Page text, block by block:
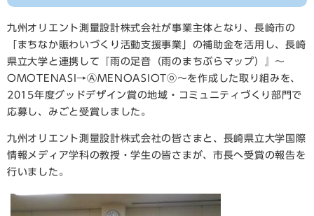
九州オリエント測量設計株式会社が事業主体となり、長崎市の
「まちなか賑わいづくり活動支援事業」の補助金を活用し、長崎
県立大学と連携して『雨の足音（雨のまちぶらマップ）』～
OMOTENASI→ⒶMENOASIOTⓞ～を作成した取り組みを、
2015年度グッドデザイン賞の地域・コミュニティづくり部門で
応募し、みごと受賞しました。
九州オリエント測量設計株式会社の皆さまと、長崎県立大学国際
情報メディア学科の教授・学生の皆さまが、市長へ受賞の報告を
行いました。